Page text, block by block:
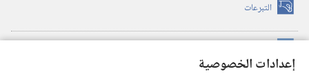
إعدادات الخصوصية
التبرعات (يفتح
نافذة
(يفتح
نافذة